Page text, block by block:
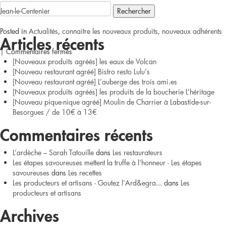
Jean-le-Centenier
Posted in Actualités, connaitre les nouveaux produits, nouveaux adhérents
| Commentaires ferméssur
[Nouveaux
produits
agréés]
les
miels
de
l’Or
Rechercher :
Articles récents
[Nouveaux produits agréés] les eaux de Volcan
[Nouveau restaurant agréé] Bistro resto Lulu’s
[Nouveau restaurant agréé] L’auberge des trois ami.es
[Nouveaux produits agréés] les produits de la boucherie L’héritage
[Nouveau pique-nique agréé] Moulin de Charrier à Labastide-sur-
Besorgues / de 10€ à 13€
Commentaires récents
L’ardèche – Sarah Tatouille dans Les restaurateurs
Les étapes savoureuses mettent la truffe à l'honneur - Les étapes
savoureuses dans Les recettes
Les producteurs et artisans - Goutez l'Ard&egra... dans Les
producteurs et artisans
Archives